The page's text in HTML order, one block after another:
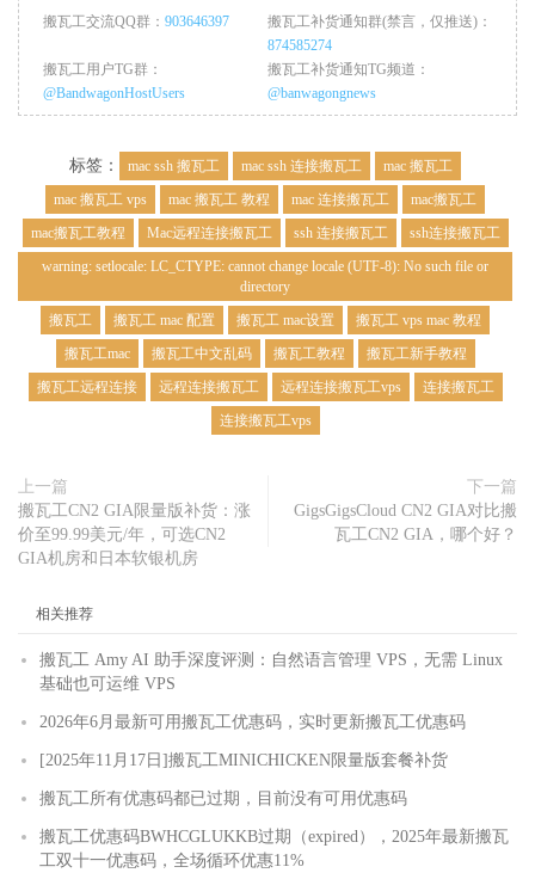
搬瓦工交流QQ群： 903646397
搬瓦工补货通知群(禁言，仅推送)：
874585274
搬瓦工用户TG群：
@BandwagonHostUsers
搬瓦工补货通知TG频道：
@banwagongnews
标签： mac ssh 搬瓦工 mac ssh 连接搬瓦工
mac 搬瓦工
mac 搬瓦工 vps
mac 搬瓦工 教程 mac 连接搬瓦工
mac搬瓦工
mac搬瓦工教程
Mac远程连接搬瓦工 ssh 连接搬瓦工
ssh连接搬瓦工
warning: setlocale: LC_CTYPE: cannot change locale (UTF-8): No such file or
directory
搬瓦工
搬瓦工 mac 配置 搬瓦工 mac设置
搬瓦工 vps mac 教程
搬瓦工mac
搬瓦工中文乱码 搬瓦工教程
搬瓦工新手教程
搬瓦工远程连接
远程连接搬瓦工 远程连接搬瓦工vps
连接搬瓦工
连接搬瓦工vps
上一篇
搬瓦工CN2 GIA限量版补货：涨
价至99.99美元/年，可选CN2
GIA机房和日本软银机房
下一篇
GigsGigsCloud CN2 GIA对比搬
瓦工CN2 GIA，哪个好？
相关推荐
搬瓦工 Amy AI 助手深度评测：自然语言管理 VPS，无需 Linux
基础也可运维 VPS
2026年6月最新可用搬瓦工优惠码，实时更新搬瓦工优惠码
[2025年11月17日]搬瓦工MINICHICKEN限量版套餐补货
搬瓦工所有优惠码都已过期，目前没有可用优惠码
搬瓦工优惠码BWHCGLUKKB过期（expired），2025年最新搬瓦
工双十一优惠码，全场循环优惠11%